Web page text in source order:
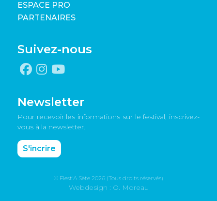
ESPACE PRO
PARTENAIRES
Suivez-nous
Newsletter
Pour recevoir les informations sur le festival, inscrivez-
vous à la newsletter.
S'incrire
© Fiest'A Sète 2026 (Tous droits réservés)
Webdesign : O. Moreau